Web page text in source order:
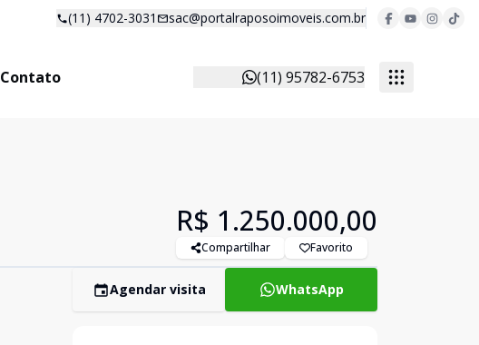
(11) 4702-3031 sac@portalraposoimoveis.com.br
Contato (11) 95782-6753
R$ 1.250.000,00
Compartilhar Favorito
Agendar visita WhatsApp